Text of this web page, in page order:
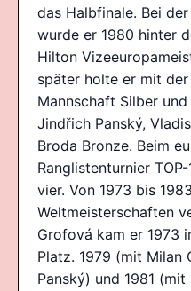
das Halbfinale. Bei
wurde er 1980 hinter
Hilton
später holte er mit
Mannschaft Silber
Jindřich Panský,
Broda Bronze. Beim
Ranglistenturnier
vier. Von 1973 bis
Weltmeisterschaften
Grofová kam er 1973
Platz. 1979 (mit Milan
Panský) und 1981